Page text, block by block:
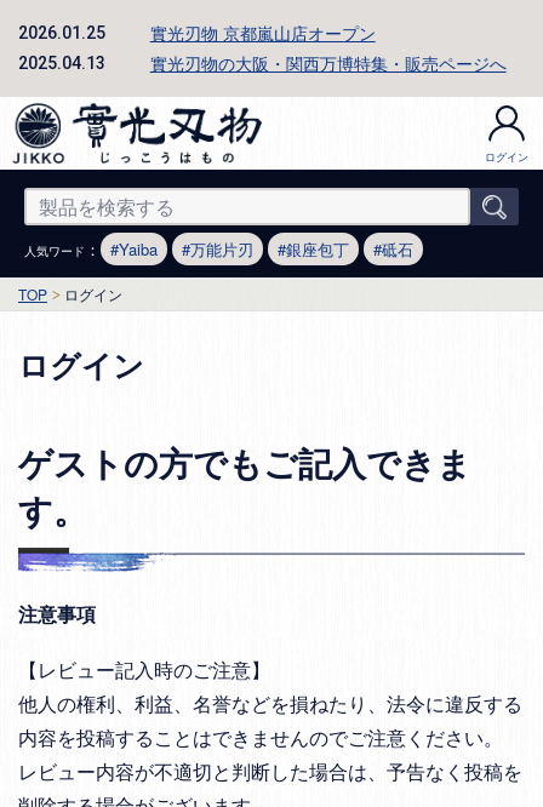
2026.01.25 實光刃物 京都嵐山店オープン
2025.04.13 實光刃物の大阪・関西万博特集・販売ページへ
ログイン
人気ワード ： Yaiba 万能片刃 銀座包丁 砥石
TOP ログイン
ログイン
ゲストの方でもご記入できま
す。
注意事項
【レビュー記入時のご注意】
他人の権利、利益、名誉などを損ねたり、法令に違反する
内容を投稿することはできませんのでご注意ください。
レビュー内容が不適切と判断した場合は、予告なく投稿を